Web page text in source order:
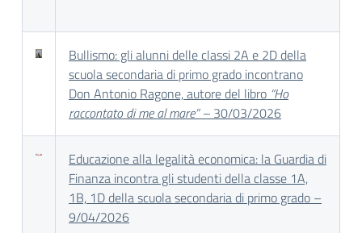
Bullismo: gli alunni delle classi 2A e 2D della
scuola secondaria di primo grado incontrano
Don Antonio Ragone, autore del libro “Ho
raccontato di me al mare” – 30/03/2026
Educazione alla legalità economica: la Guardia di
Finanza incontra gli studenti della classe 1A,
1B, 1D della scuola secondaria di primo grado –
9/04/2026